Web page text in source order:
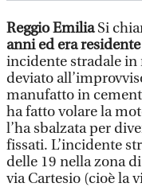
Reggio EmiliaSi
anni ed era
incidente stradale in
deviato
manufatto in
ha fatto volare la
l’ha sbalzata per
fissati. L’incidente
delle 19 nella zona
via Cartesio (cioè la